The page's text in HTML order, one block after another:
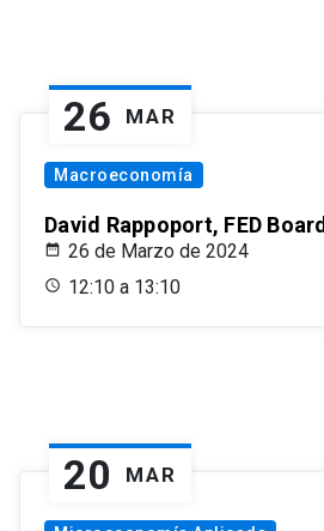
26 MAR
Macroeconomía
David Rappoport, FED Board
26 de Marzo de 2024
12:10 a 13:10
20 MAR